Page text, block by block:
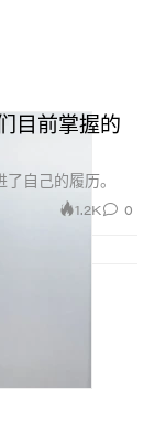
目前掌握的
自己的履历。
1.2K 0